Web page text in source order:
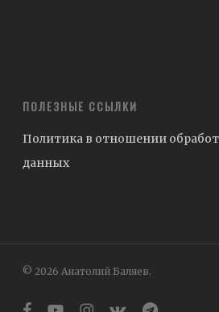
ПОЛЕЗНЫЕ ССЫЛКИ
Политика в отношении
данных
© 2026 Анатолий Баляев.
facebookyoutubeinstagram
vk telegram